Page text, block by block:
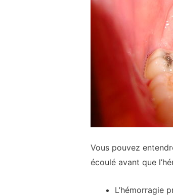
Vous pouvez
écoulé avant que
L’hémorragie